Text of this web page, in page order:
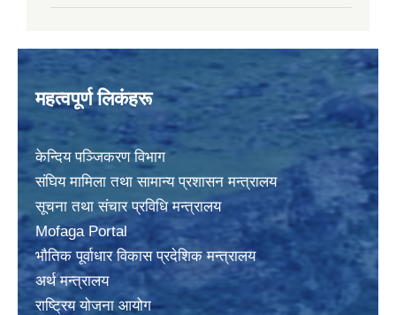
महत्वपूर्ण लिकंहरू
केन्दिय पञ्जिकरण विभाग
संघिय मामिला तथा सामान्य प्रशासन मन्त्रालय
सूचना तथा संचार प्रविधि मन्त्रालय
Mofaga Portal
भाैतिक पूर्वाधार विकास प्रदेशिक मन्त्रालय
अर्थ मन्त्रालय
राष्ट्रिय योजना आयोग